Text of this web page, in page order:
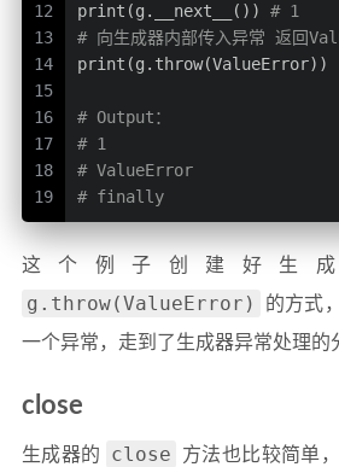
12
13
14
15
16
17
18
19
print(g.__next__()) # 1
# 向生成器内部传入异常 返回
print(g.throw(ValueError))
# Output：
# 1
# ValueError
# finally
这个例子创建好生
g.throw(ValueError)
的方式
一个异常，走到了生成器异常处理的
close
生成器的 close
方法也比较简单